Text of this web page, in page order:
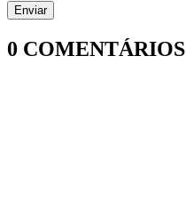
0 COMENTÁRIOS